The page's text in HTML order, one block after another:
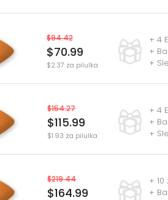
+ 4
+
+
$94.42
$70.99
$2.37 za pilulka
+ 4
+
+
$154.27
$115.99
$1.93 za pilulka
+
+
$219.44
$164.99